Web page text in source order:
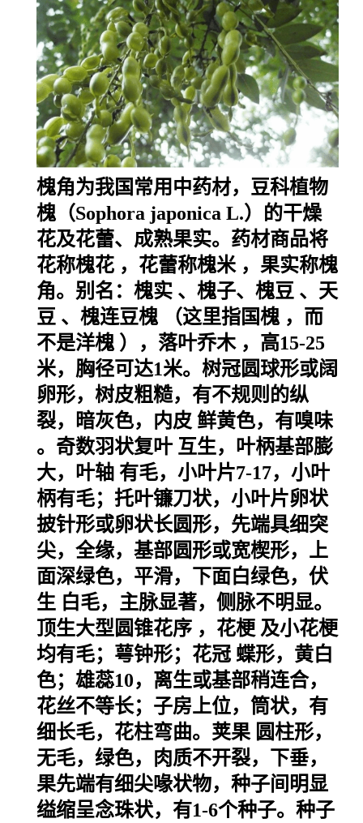
槐角为我国常用中药材， 豆科植物
槐（Sophora japonica L.）的干燥
花及花蕾、成熟果实。药材商品将
花称槐花 ，花蕾称槐米 ，果实称槐
角。别名： 槐实 、槐子、 槐豆 、 天
豆 、槐连豆槐 （这里指国槐 ，而
不是洋槐 ）， 落叶乔木 ，高15-25
米，胸径可达1米。树冠圆球形或阔
卵形，树皮粗糙，有不规则的纵
裂，暗灰色， 内皮 鲜黄色，有嗅味
。奇数羽状复叶 互生，叶柄基部膨
大， 叶轴 有毛，小叶片7-17，小叶
柄有毛；托叶镰刀状，小叶片卵状
披针形或卵状长圆形，先端具细突
尖，全缘，基部圆形或宽楔形，上
面深绿色，平滑，下面白绿色， 伏
生 白毛，主脉显著，侧脉不明显。
顶生大型圆锥花序 ， 花梗 及小花梗
均有毛；萼钟形； 花冠 蝶形，黄白
色；雄蕊10，离生或基部稍连合，
花丝不等长；子房上位，筒状，有
细长毛，花柱弯曲。 荚果 圆柱形，
无毛，绿色，肉质不开裂，下垂，
果先端有细尖喙状物，种子间明显
缢缩呈念珠状，有1-6个种子。种子